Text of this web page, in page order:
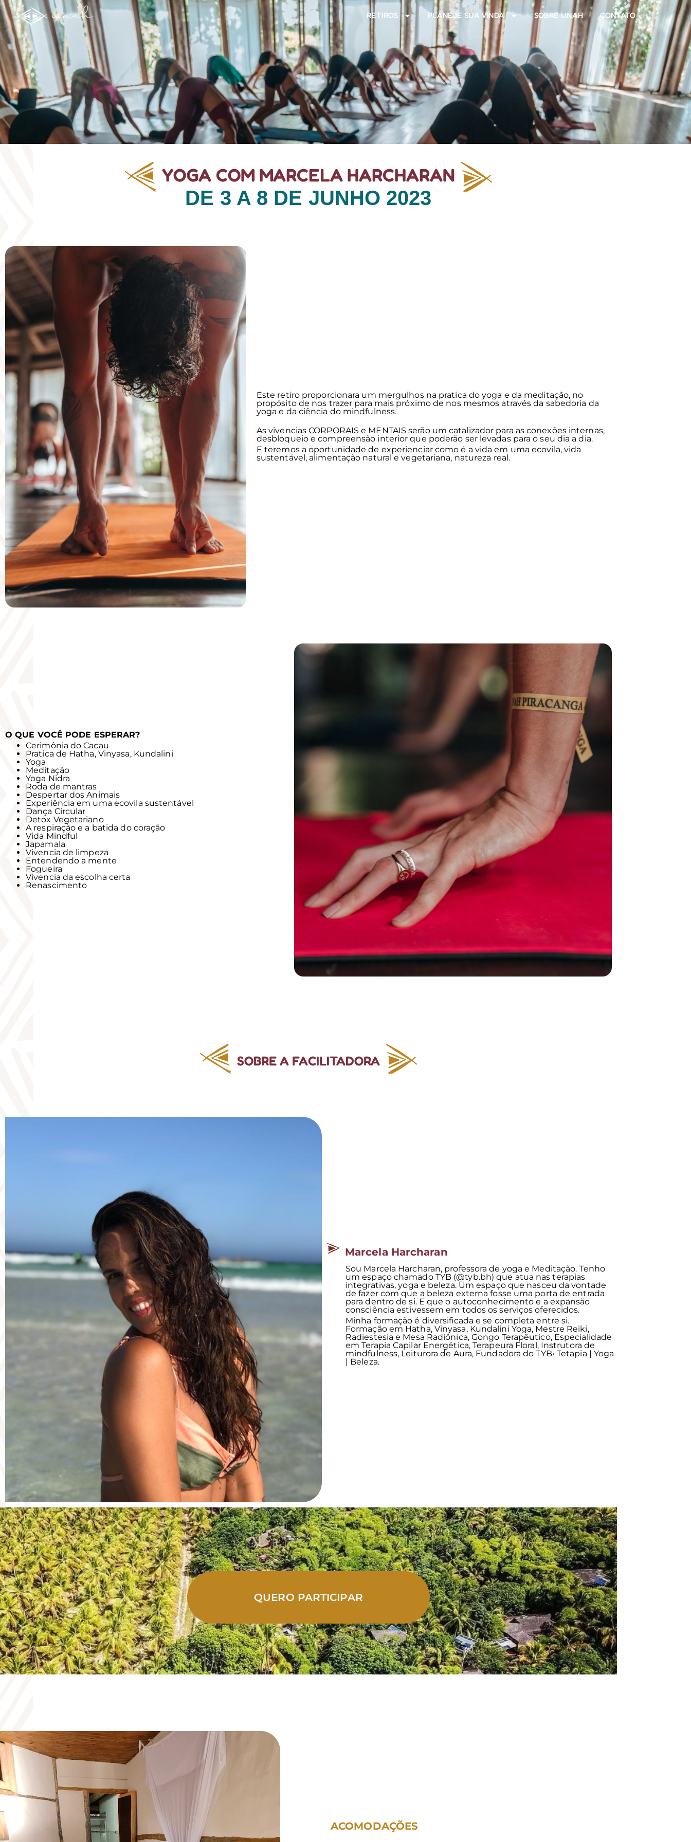
RETIROS PLANEJE SUA VINDA SOBRE UNAH CONTATO
YOGA COM MARCELA HARCHARAN
DE 3 A 8 DE JUNHO 2023
Este retiro proporcionara um mergulhos na pratica do yoga e da meditação, no
propósito de nos trazer para mais próximo de nos mesmos através da sabedoria da
yoga e da ciência do mindfulness.
As vivencias CORPORAIS e MENTAIS serão um catalizador para as conexões internas,
desbloqueio e compreensão interior que poderão ser levadas para o seu dia a dia.
E teremos a oportunidade de experienciar como é a vida em uma ecovila, vida
sustentável, alimentação natural e vegetariana, natureza real.
O QUE VOCÊ PODE ESPERAR?
Cerimônia do Cacau
Pratica de Hatha, Vinyasa, Kundalini
Yoga
Meditação
Yoga Nidra
Roda de mantras
Despertar dos Animais
Experiência em uma ecovila sustentável
Dança Circular
Detox Vegetariano
A respiração e a batida do coração
Vida Mindful
Japamala
Vivencia de limpeza
Entendendo a mente
Fogueira
Vivencia da escolha certa
Renascimento
SOBRE A FACILITADORA
Marcela Harcharan
Sou Marcela Harcharan, professora de yoga e Meditação. Tenho
um espaço chamado TYB (@tyb.bh) que atua nas terapias
integrativas, yoga e beleza. Um espaço que nasceu da vontade
de fazer com que a beleza externa fosse uma porta de entrada
para dentro de si. E que o autoconhecimento e a expansão
consciência estivessem em todos os serviços oferecidos.
Minha formação é diversificada e se completa entre si.
Formação em Hatha, Vinyasa, Kundalini Yoga, Mestre Reiki,
Radiestesia e Mesa Radiônica, Gongo Terapêutico, Especialidade
em Terapia Capilar Energética, Terapeura Floral, Instrutora de
mindfulness, Leiturora de Aura, Fundadora do TYB• Tetapia | Yoga
| Beleza.
QUERO PARTICIPAR
ACOMODAÇÕES